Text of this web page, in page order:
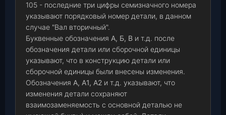
105 - последние три цифры семизначного номера
указывают порядковый номер детали, в данном
случае "Вал вторичный".
Буквенные обозначения А, Б, В и т.д. после
обозначения детали или сборочной единицы
указывают, что в конструкцию детали или
сборочной единицы были внесены изменения.
Обозначения А, А1, А2 и т.д. указывают, что
изменения детали сохраняют
взаимозаменяемость с основной деталью не